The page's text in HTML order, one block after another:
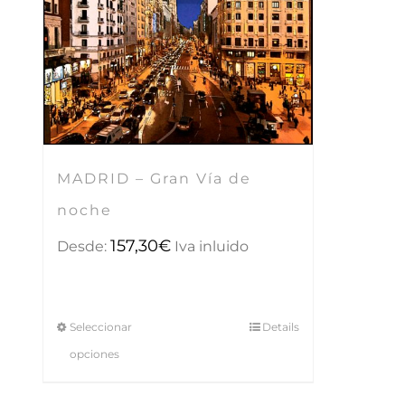
MADRID – Gran Vía de
noche
Desde: 157,30€ Iva inluido
Seleccionar
opciones
Details